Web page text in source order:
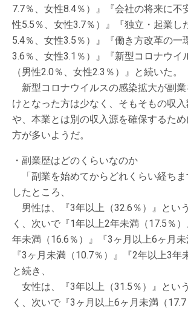
7.7％、女性8.4％）』『会社の将来に不
性5.5％、女性3.7％）』『独立・起業し
5.4％、女性3.5％）』『働き方改革の一
3.6％、女性3.1％）』『新型コロナウイ
（男性2.0％、女性2.3％）』と続いた。
新型コロナウイルスの感染拡大が副
けとなった方は少なく、そもそもの収
や、本業とは別の収入源を確保するた
方が多いようだ。
・副業歴はどのくらいなのか
「副業を始めてからどれくらい経ち
したところ、
男性は、『3年以上（32.6％）』とい
く、次いで『1年以上2年未満（17.5％
年未満（16.6％）』『3ヶ月以上6ヶ月未
『3ヶ月未満（10.7％）』『2年以上3年
と続き、
女性は、『3年以上（31.5％）』とい
く、次いで『3ヶ月以上6ヶ月未満（